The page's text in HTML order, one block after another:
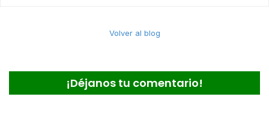
Volver al blog
¡Déjanos tu comentario!